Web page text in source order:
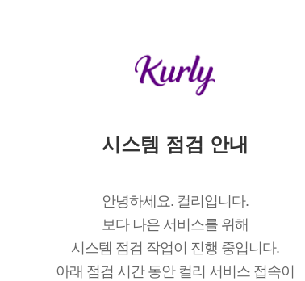
시스템 점검 안내
안녕하세요. 컬리입니다.
보다 나은 서비스를 위해
시스템 점검 작업이 진행 중입니다.
아래 점검 시간 동안 컬리 서비스 접속이